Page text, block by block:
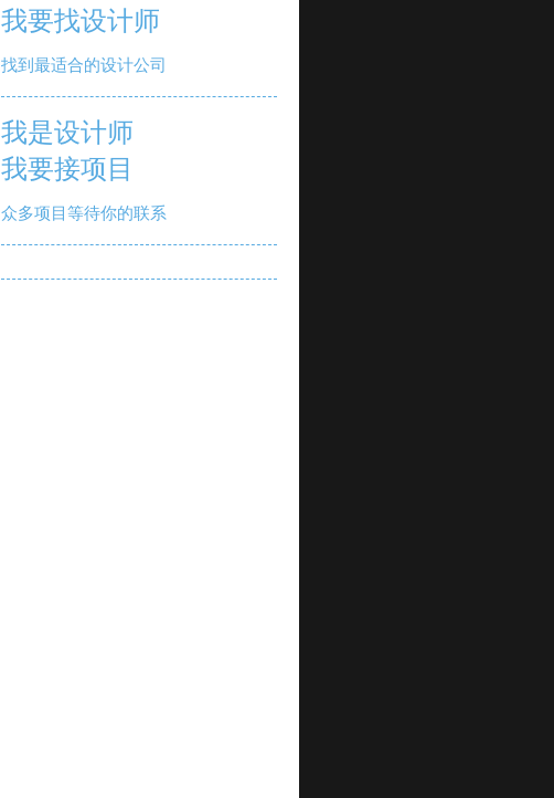
我要找设计师
找到最适合的设计公司
我是设计师
我要接项目
众多项目等待你的联系